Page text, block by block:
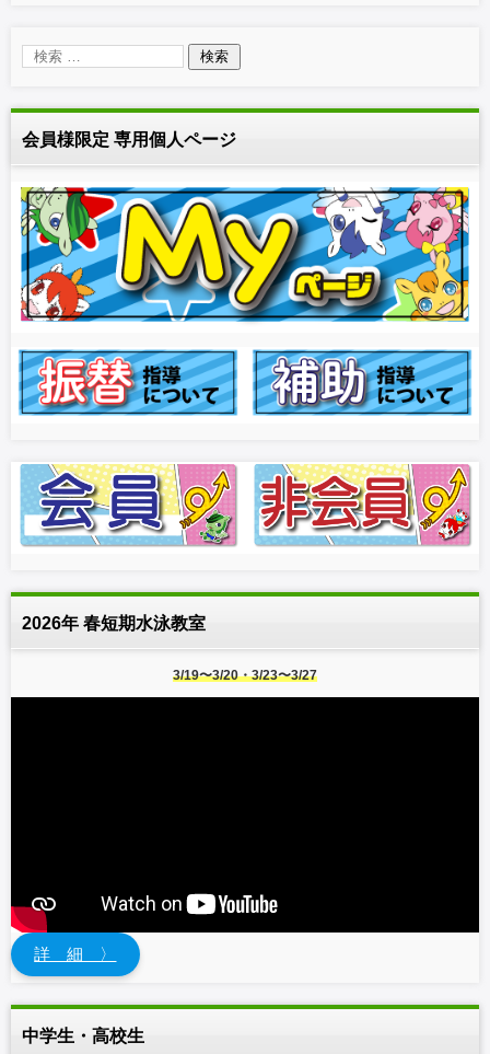
会員様限定 専用個人ページ
2026年 春短期水泳教室
3/19〜3/20・3/23〜3/27
詳 細 〉
中学生・高校生